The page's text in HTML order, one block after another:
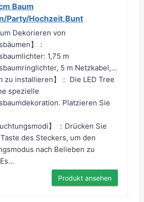
Baum
Party/Hochzeit,Bunt
Dekorieren von
】：
1,75 m
5 m Netzkabel,...
zu installieren】： Die LED Tree
spezielle
Platzieren Sie
】 ：Drücken Sie
des Steckers, um den
nach Belieben zu
Produkt ansehen